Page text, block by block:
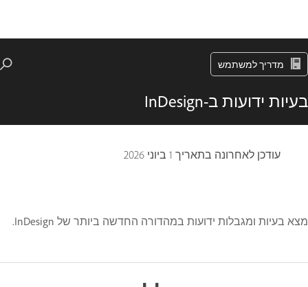
מדריך למשתמש
בעיות ידועות ב-InDesign
עודכן לאחרונה בתאריך 1 ביוני 2026
מצא בעיות ומגבלות ידועות במהדורה החדשה ביותר של InDesign.